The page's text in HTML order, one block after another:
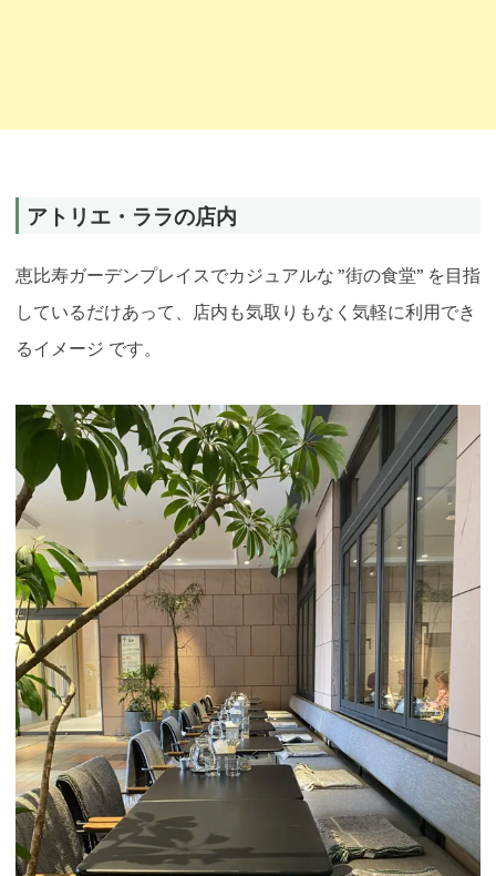
アトリエ・ララの店内
恵比寿ガーデンプレイスでカジュアルな ”街の食堂” を目指
しているだけあって、店内も気取りもなく気軽に利用でき
るイメージ です。